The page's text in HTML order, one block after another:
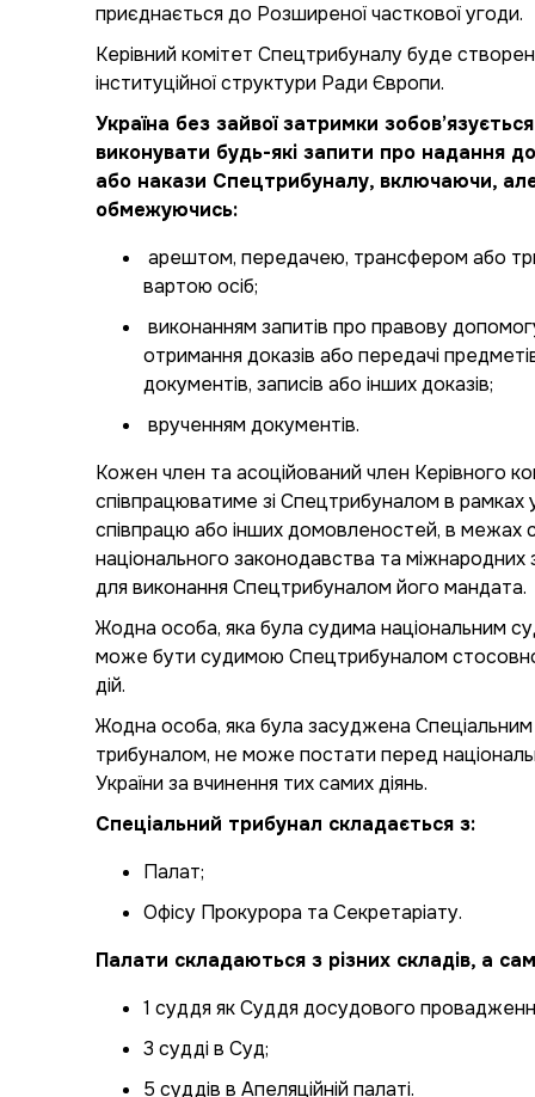
приєднається до Розширеної часткової угоди.
Керівний комітет Спецтрибуналу буде
інституційної структури Ради Європи.
Україна без зайвої затримки зобов’язується
виконувати будь-які запити про надання
або накази Спецтрибуналу, включаючи,
обмежуючись:
арештом, передачею, трансфером або
вартою осіб;
виконанням запитів про правову
отримання доказів або передачі
документів, записів або інших доказів;
врученням документів.
Кожен член та асоційований член Керівного
співпрацюватиме зі Спецтрибуналом в рамках
співпрацю або інших домовленостей, в межах
національного законодавства та міжнародних
для виконання Спецтрибуналом його мандата.
Жодна особа, яка була судима національним
може бути судимою Спецтрибуналом
дій.
Жодна особа, яка була засуджена Спеціальним
трибуналом, не може постати перед
України за вчинення тих самих діянь.
Спеціальний трибунал складається з:
Палат;
Офісу Прокурора та Секретаріату.
Палати складаються з різних складів, а
1 суддя як Суддя досудового
3 судді в Суд;
5 суддів в Апеляційній палаті.